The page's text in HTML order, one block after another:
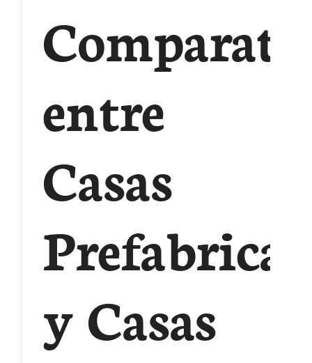
entre
Casas
y Casas